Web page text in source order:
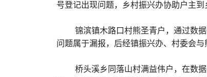
号登记出现问题，乡村振兴办协助户主
锦滨镇木路口村熊圣青户，通过数
问题属于漏报，后经镇振兴办、村委会与
桥头溪乡同落山村满益伟户，在数